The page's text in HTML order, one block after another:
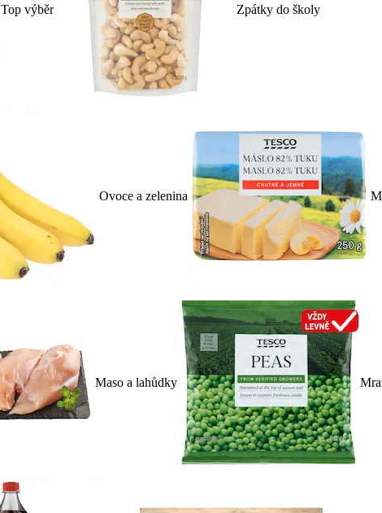
Top výběr Zpátky do školy
Ovoce a zelenina
Maso a lahůdky